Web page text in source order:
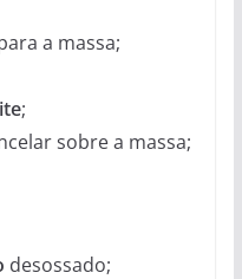
a massa;
;
sobre a massa;
desossado;